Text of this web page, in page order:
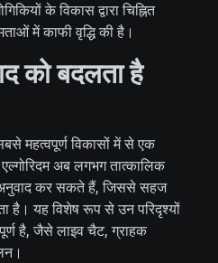
के विकास द्वारा चिह्नित
में काफी वृद्धि की है।
को बदलता है
महत्वपूर्ण विकासों में से एक
अब लगभग तात्कालिक
कर सकते हैं, जिससे सहज
है। यह विशेष रूप से उन परिदृश्यों
है, जैसे लाइव चैट, ग्राहक